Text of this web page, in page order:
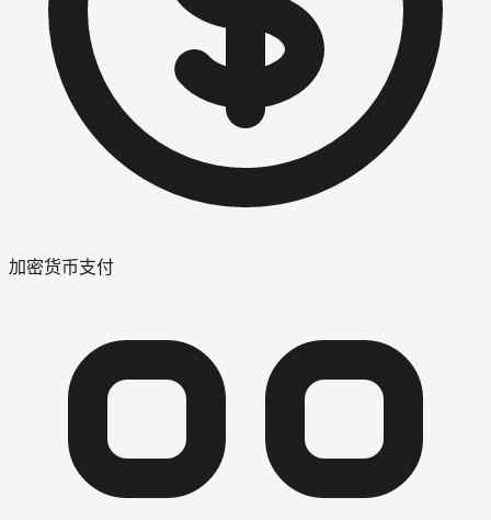
加密货币支付